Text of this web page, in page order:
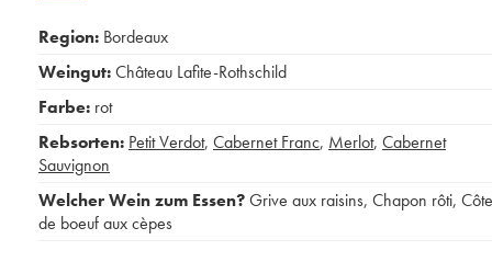
Region: Bordeaux
Weingut:Château Lafite-Rothschild
Farbe: rot
Rebsorten: Petit Verdot, Cabernet Franc, Merlot, Cabernet
Sauvignon
Welcher Wein zum Essen?Grive aux raisins, Chapon rôti, Côte
de boeuf aux cèpes